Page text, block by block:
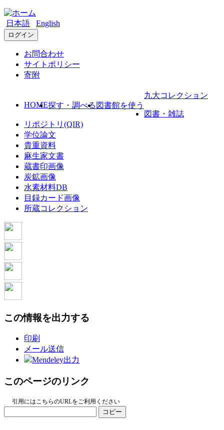
日本語 English
ログイン
お問合わせ
サイトポリシー
寄附
HOME探す・調べる 図書館を使う
九大コレクション
図書・雑誌
リポジトリ(QIR)
学位論文
貴重資料
麻生家文書
蔵書印画像
炭鉱画像
水素材料DB
目録カード画像
所蔵コレクション
この情報を出力する
印刷
メール送信
Mendeley出力
このページのリンク
引用にはこちらのURLをご利用ください
コピー